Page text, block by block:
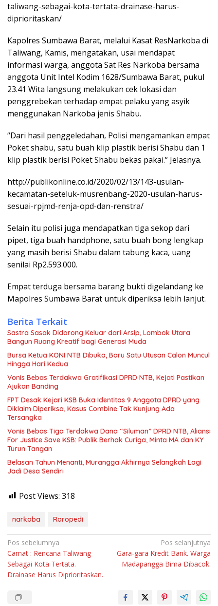
taliwang-sebagai-kota-tertata-drainase-harus-
diprioritaskan/
Kapolres Sumbawa Barat, melalui Kasat ResNarkoba di
Taliwang, Kamis, mengatakan, usai mendapat
informasi warga, anggota Sat Res Narkoba bersama
anggota Unit Intel Kodim 1628/Sumbawa Barat, pukul
23.41 Wita langsung melakukan cek lokasi dan
penggrebekan terhadap empat pelaku yang asyik
menggunakan Narkoba jenis Shabu.
“Dari hasil penggeledahan, Polisi mengamankan empat
Poket shabu, satu buah klip plastik berisi Shabu dan 1
klip plastik berisi Poket Shabu bekas pakai.” Jelasnya.
http://publikonline.co.id/2020/02/13/143-usulan-
kecamatan-seteluk-musrenbang-2020-usulan-harus-
sesuai-rpjmd-renja-opd-dan-renstra/
Selain itu polisi juga mendapatkan tiga sekop dari
pipet, tiga buah handphone, satu buah bong lengkap
yang masih berisi Shabu dalam tabung kaca, uang
senilai Rp2.593.000.
Empat terduga bersama barang bukti digelandang ke
Mapolres Sumbawa Barat untuk diperiksa lebih lanjut.
Berita Terkait
Sastra Sasak Didorong Keluar dari Arsip, Lombok Utara
Bangun Ruang Kreatif bagi Generasi Muda
Bursa Ketua KONI NTB Dibuka, Baru Satu Utusan Calon Muncul
Hingga Hari Kedua
Vonis Bebas Terdakwa Gratifikasi DPRD NTB, Kejati Pastikan
Ajukan Banding
FPT Desak Kejari KSB Buka Identitas 9 Anggota DPRD yang
Diklaim Diperiksa, Kasus Combine Tak Kunjung Ada
Tersangka
Vonis Bebas Tiga Terdakwa Dana “Siluman” DPRD NTB, Aliansi
For Justice Save KSB: Publik Berhak Curiga, Minta MA dan KY
Turun Tangan
Belasan Tahun Menanti, Murangga Akhirnya Selangkah Lagi
Jadi Desa Sendiri
Post Views: 318
narkoba Roropedi
Navigasi
pos
Pos sebelumnya
Camat : Rencana Taliwang
Sebagai Kota Tertata.
Drainase Harus Diprioritaskan.
Pos selanjutnya
Gara-gara Kredit Bank. Warga
Madapangga Bima Dibacok.